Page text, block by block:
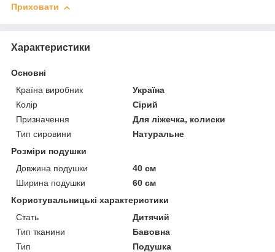
Приховати
Характеристики
Основні
Країна виробник
Україна
Колір
Сірий
Призначення
Для ліжечка, колиски
Тип сировини
Натуральне
Розміри подушки
Довжина подушки
40 см
Ширина подушки
60 см
Користувальницькі характеристики
Стать
Дитячий
Тип тканини
Бавовна
Тип
Подушка